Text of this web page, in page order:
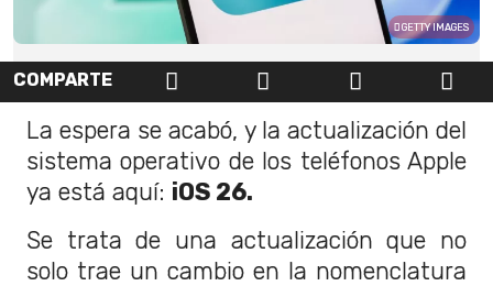
GETTY IMAGES
COMPARTE
La espera se acabó, y la actualización del
sistema operativo de los teléfonos Apple
ya está aquí: iOS 26.
Se trata de una actualización que no
solo trae un cambio en la nomenclatura